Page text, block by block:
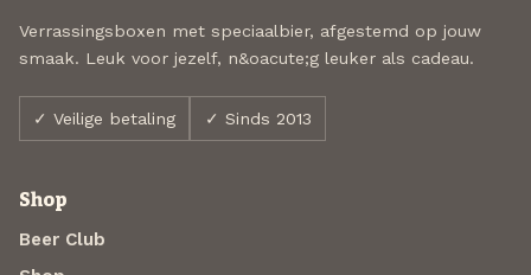
Verrassingsboxen met speciaalbier, afgestemd op jouw
smaak. Leuk voor jezelf, n&oacute;g leuker als cadeau.
✓ Veilige betaling ✓ Sinds 2013
Shop
Beer Club